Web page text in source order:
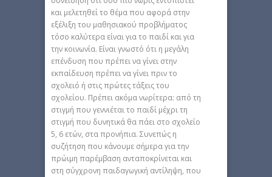
και μελετηθεί το θέμα που αφορά στην
εξέλιξη του μαθησιακού προβλήματος
τόσο καλύτερα είναι για το παιδί και για
την κοινωνία. Είναι γνωστό ότι η μεγάλη
επένδυση που πρέπει να γίνει στην
εκπαίδευση πρέπει να γίνει πριν το
σχολειό ή στις πρώτες τάξεις του
σχολείου. Πρέπει ακόμα νωρίτερα: από τη
στιγμή που γεννιέται το παιδί μέχρι τη
στιγμή που δυνητικά θα πάει στο σχολείο
5, 6 ετών, στα προνήπια. Συνεπώς η
συζήτηση που κάνουμε σήμερα για την
πρώιμη παρέμβαση ανταποκρίνεται και
στη σύγχρονη παιδαγωγική αντίληψη, που